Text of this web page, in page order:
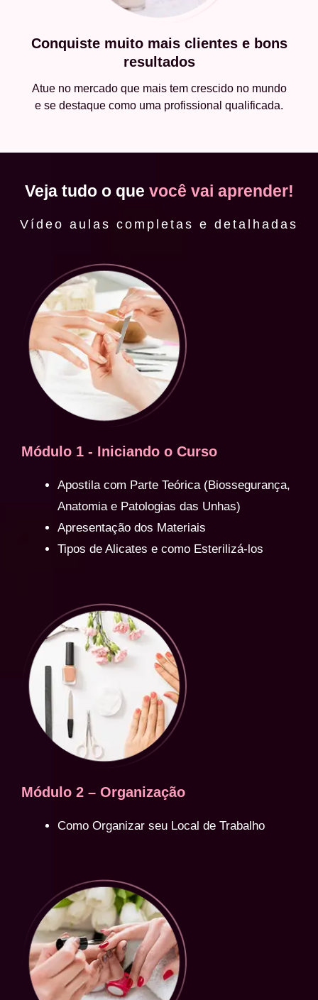
Conquiste muito mais clientes e bons
resultados
Atue no mercado que mais tem crescido no mundo
e se destaque como uma profissional qualificada.
Veja tudo o que você vai aprender!
Vídeo aulas completas e detalhadas
Módulo 1 - Iniciando o Curso
Apostila com Parte Teórica (Biossegurança,
Anatomia e Patologias das Unhas)
Apresentação dos Materiais
Tipos de Alicates e como Esterilizá-los
Módulo 2 – Organização
Como Organizar seu Local de Trabalho